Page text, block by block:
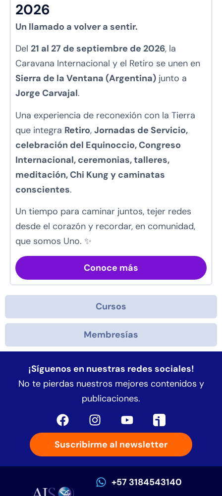
Cursos
Membresías
2026
Un llamado a volver a sentir.
Del 21 al 27 de septiembre de 2026, la
Caravana Internacional y el Retiro se unen en
Sierra de la Ventana (Argentina) junto a
Jorge Carvajal.
Una experiencia de reconexión con la Tierra
que integra Retiro, Jornadas de Servicio,
celebración del Equinoccio, Congreso
Internacional, ceremonias, talleres,
meditación,Chi Kung y caminatas
conscientes.
Un tiempo para caminar juntos, tejer redes
desde el corazón y recordar, en comunidad,
que somos Uno. ✨
Conoce más
¡Síguenos en nuestras redes sociales!
No te pierdas nuestros mejores contenidos y
publicaciones.
Suscribirme al newsletter
+57 3184543140